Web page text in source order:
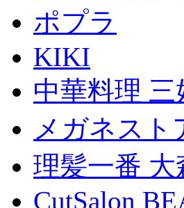
ポプラ
KIKI
中華料理 三
メガネスト
理髪一番 大
CutSalon